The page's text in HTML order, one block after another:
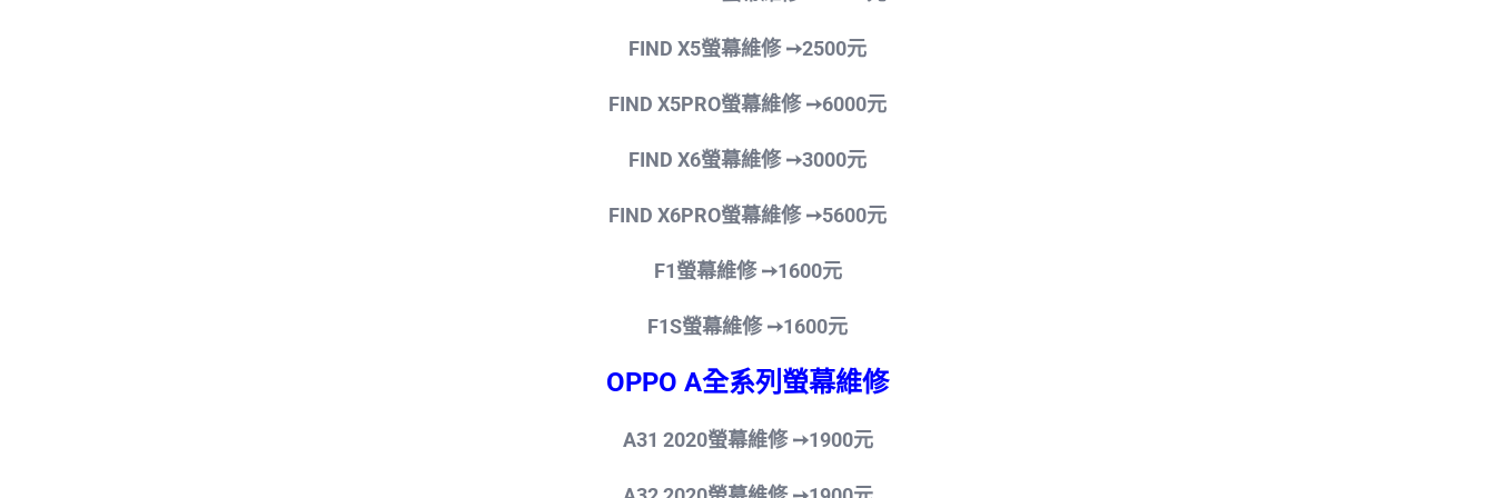
FIND X5螢幕維修➙2500元
FIND X5PRO螢幕維修➙6000元
FIND X6螢幕維修➙3000元
FIND X6PRO螢幕維修➙5600元
F1螢幕維修➙1600元
F1S螢幕維修➙1600元
OPPO A全系列螢幕維修
A31 2020螢幕維修➙1900元